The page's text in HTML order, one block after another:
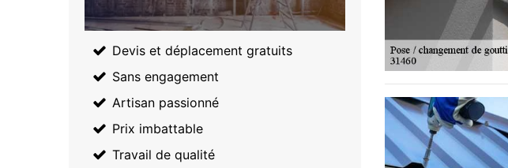
Devis et déplacement gratuits
Sans engagement
Artisan passionné
Prix imbattable
Travail de qualité